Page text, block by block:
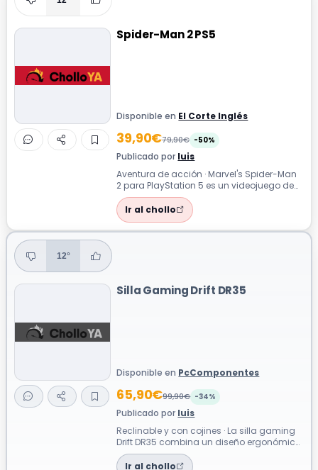
Spider-Man 2 PS5
Disponible en El Corte Inglés
39,90€79,90€ -50%
Publicado por luis
Aventura de acción · Marvel's Spider-Man
2 para PlayStation 5 es un videojuego de
acción y aventura donde Peter Parke...
Ir al chollo
12°
Silla Gaming Drift DR35
Disponible en PcComponentes
65,90€99,90€ -34%
Publicado por luis
Reclinable y con cojines · La silla gaming
Drift DR35 combina un diseño ergonómico
con materiales resistentes para of...
Ir al chollo